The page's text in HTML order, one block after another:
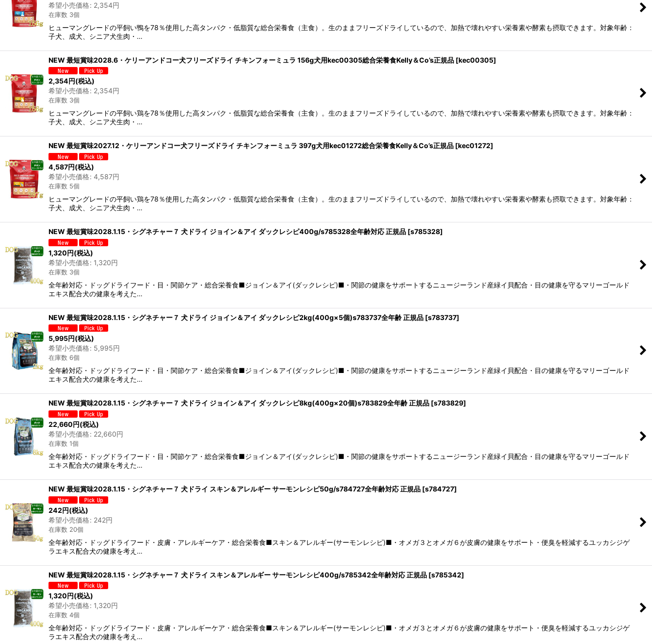
希望小売価格: 2,354円
在庫数 3個
ヒューマングレードの平飼い鴨を78％使用した高タンパク・低脂質な総合栄養食（主食）。生のままフリーズドライしているので、加熱で壊れやすい栄養素や酵素も摂取できます。対象年齢：
子犬、成犬、シニア犬生肉・…
NEW 最短賞味2028.6・ケリーアンドコー犬フリーズドライ チキンフォーミュラ 156g犬用kec00305総合栄養食Kelly＆Co’s正規品 [kec00305]
2,354円(税込)
希望小売価格: 2,354円
在庫数 3個
ヒューマングレードの平飼い鶏を78％使用した高タンパク・低脂質な総合栄養食（主食）。生のままフリーズドライしているので、加熱で壊れやすい栄養素や酵素も摂取できます。対象年齢：
子犬、成犬、シニア犬生肉・…
NEW 最短賞味2027.12・ケリーアンドコー犬フリーズドライ チキンフォーミュラ 397g犬用kec01272総合栄養食Kelly＆Co’s正規品 [kec01272]
4,587円(税込)
希望小売価格: 4,587円
在庫数 5個
ヒューマングレードの平飼い鶏を78％使用した高タンパク・低脂質な総合栄養食（主食）。生のままフリーズドライしているので、加熱で壊れやすい栄養素や酵素も摂取できます。対象年齢：
子犬、成犬、シニア犬生肉・…
NEW 最短賞味2028.1.15・シグネチャー７ 犬ドライ ジョイン＆アイ ダックレシピ400g/s785328全年齢対応 正規品 [s785328]
1,320円(税込)
希望小売価格: 1,320円
在庫数 3個
全年齢対応・ドッグドライフード・目・関節ケア・総合栄養食■ジョイン＆アイ(ダックレシピ)■・関節の健康をサポートするニュージーランド産緑イ貝配合・目の健康を守るマリーゴールド
エキス配合犬の健康を考えた…
NEW 最短賞味2028.1.15・シグネチャー７ 犬ドライ ジョイン＆アイ ダックレシピ2kg(400g×5個)s783737全年齢 正規品 [s783737]
5,995円(税込)
希望小売価格: 5,995円
在庫数 6個
全年齢対応・ドッグドライフード・目・関節ケア・総合栄養食■ジョイン＆アイ(ダックレシピ)■・関節の健康をサポートするニュージーランド産緑イ貝配合・目の健康を守るマリーゴールド
エキス配合犬の健康を考えた…
NEW 最短賞味2028.1.15・シグネチャー７ 犬ドライ ジョイン＆アイ ダックレシピ8kg(400g×20個)s783829全年齢 正規品 [s783829]
22,660円(税込)
希望小売価格: 22,660円
在庫数 1個
全年齢対応・ドッグドライフード・目・関節ケア・総合栄養食■ジョイン＆アイ(ダックレシピ)■・関節の健康をサポートするニュージーランド産緑イ貝配合・目の健康を守るマリーゴールド
エキス配合犬の健康を考えた…
NEW 最短賞味2028.1.15・シグネチャー７ 犬ドライ スキン＆アレルギー サーモンレシピ50g/s784727全年齢対応 正規品 [s784727]
242円(税込)
希望小売価格: 242円
在庫数 20個
全年齢対応・ドッグドライフード・皮膚・アレルギーケア・総合栄養食■スキン＆アレルギー(サーモンレシピ)■・オメガ３とオメガ６が皮膚の健康をサポート・便臭を軽減するユッカシジゲ
ラエキス配合犬の健康を考え…
NEW 最短賞味2028.1.15・シグネチャー７ 犬ドライ スキン＆アレルギー サーモンレシピ400g/s785342全年齢対応 正規品 [s785342]
1,320円(税込)
希望小売価格: 1,320円
在庫数 4個
全年齢対応・ドッグドライフード・皮膚・アレルギーケア・総合栄養食■スキン＆アレルギー(サーモンレシピ)■・オメガ３とオメガ６が皮膚の健康をサポート・便臭を軽減するユッカシジゲ
ラエキス配合犬の健康を考え…